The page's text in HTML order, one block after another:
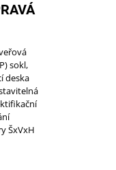
sokl,
deska
ŠxVxH